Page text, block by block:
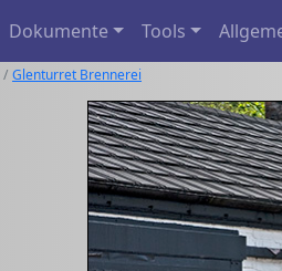
Dokumente Tools
Glenturret Brennerei